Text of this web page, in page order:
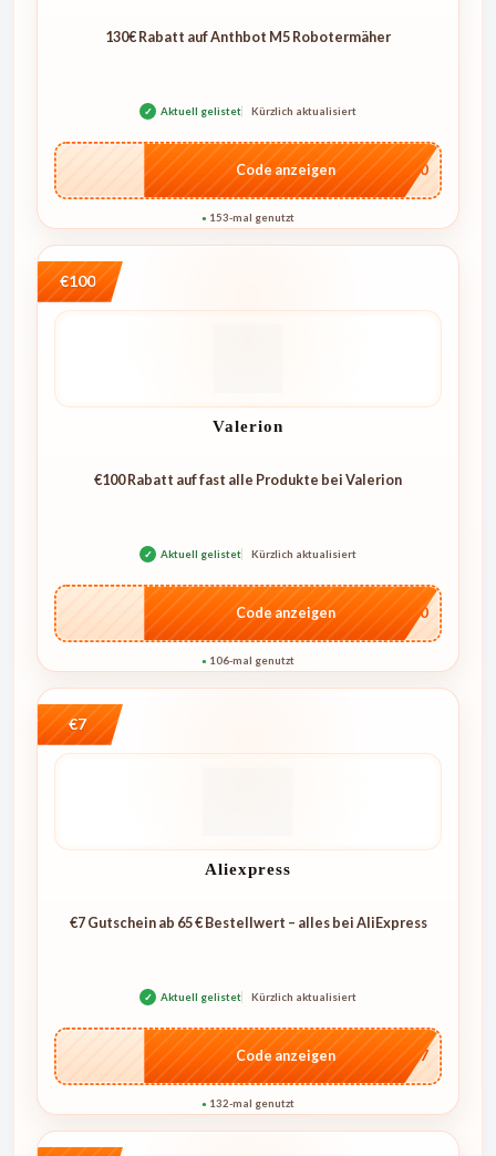
130€ Rabatt auf Anthbot M5 Robotermäher
✓ Aktuell gelistet Kürzlich aktualisiert
…E250
Code anzeigen
● 153-mal genutzt
€100
Valerion
€100 Rabatt auf fast alle Produkte bei Valerion
✓ Aktuell gelistet Kürzlich aktualisiert
…L100
Code anzeigen
● 106-mal genutzt
€7
Aliexpress
€7 Gutschein ab 65 € Bestellwert – alles bei AliExpress
✓ Aktuell gelistet Kürzlich aktualisiert
…E07
Code anzeigen
● 132-mal genutzt